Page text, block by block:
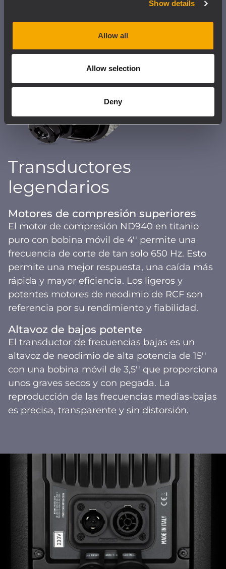
Show details
Allow all
Allow selection
Deny
Transductores
legendarios
Motores de compresión superiores
El motor de compresión ND940 en titanio
puro con bobina móvil de 4'' permite una
frecuencia de corte de tan solo 650 Hz. Esto
permite una mejor respuesta, una caída más
rápida y mayor eficiencia. Los ligeros y
potentes motores de neodimio de RCF son
referencia por su rendimiento y fiabilidad.
Altavoz de bajos potente
El transductor de frecuencias bajas es un
altavoz de neodimio de alta potencia de 15''
con una bobina móvil de 3,5'' que proporciona
unos graves secos y con pegada. La
reproducción de las frecuencias medias-bajas
es precisa, transparente y sin distorsión.